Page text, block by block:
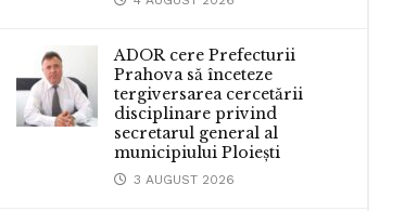
ADOR cere Prefecturii
Prahova să înceteze
tergiversarea cercetării
disciplinare privind
secretarul general al
municipiului Ploiești
3 AUGUST 2026